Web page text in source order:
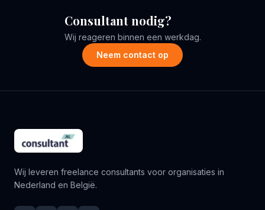
Consultant nodig?
Wij reageren binnen een werkdag.
Neem contact op
Wij leveren freelance consultants voor organisaties in
Nederland en België.